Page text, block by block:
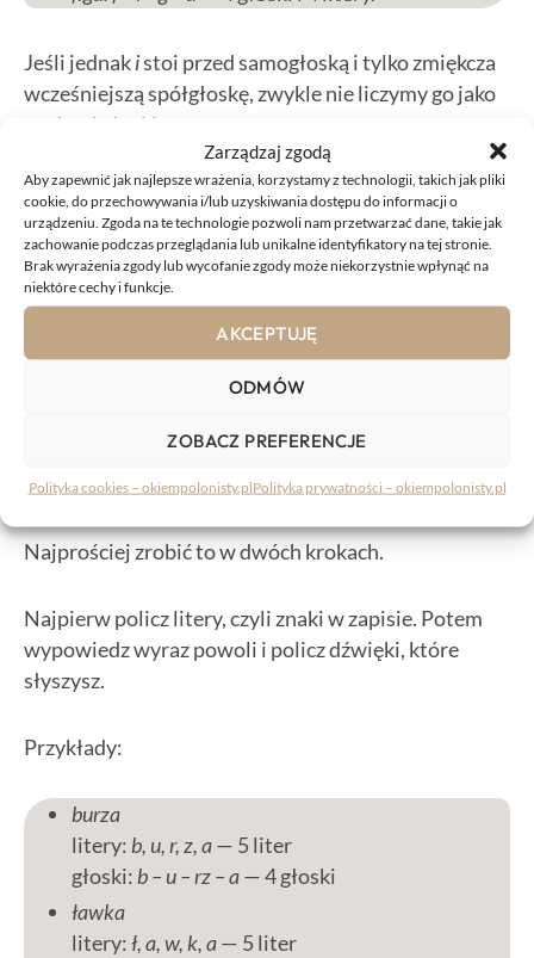
Zarządzaj zgodą
Aby zapewnić jak najlepsze wrażenia, korzystamy z technologii, takich jak pliki
cookie, do przechowywania i/lub uzyskiwania dostępu do informacji o
urządzeniu. Zgoda na te technologie pozwoli nam przetwarzać dane, takie jak
zachowanie podczas przeglądania lub unikalne identyfikatory na tej stronie.
Brak wyrażenia zgody lub wycofanie zgody może niekorzystnie wpłynąć na
niektóre cechy i funkcje.
AKCEPTUJĘ
ODMÓW
ZOBACZ PREFERENCJE
Polityka cookies – okiempolonisty.plPolityka prywatności – okiempolonisty.pl
Jeśli jednakistoi przed samogłoską i tylko zmiękcza
wcześniejszą spółgłoskę, zwykle nie liczymy go jako
osobnej głoski:
piana: p’ – a – n – a— 4 głoski, 5 liter,
ziarno: z’ – a – r – n – o— 5 głosek, 6 liter,
kwiat: k – w’ – a – t— 4 głoski, 5 liter.
Apostrof przy zapisie typup’czy
głoska jest zmiękczona.
Jak liczyć głoski i
litery?
Najprościej zrobić to w dwóch krokach.
Najpierw policz litery, czyli znaki w zapisie. Potem
wypowiedz wyraz powoli i policz dźwięki, które
słyszysz.
Przykłady:
burza
litery: b, u, r, z, a— 5 liter
głoski: b – u – rz – a— 4 głoski
ławka
litery:ł, a, w, k, a— 5 liter